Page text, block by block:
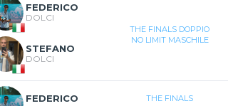
FEDERICO
DOLCI
STEFANO
DOLCI
THE FINALS DOPPIO
NO LIMIT MASCHILE
FEDERICO
THE FINALS